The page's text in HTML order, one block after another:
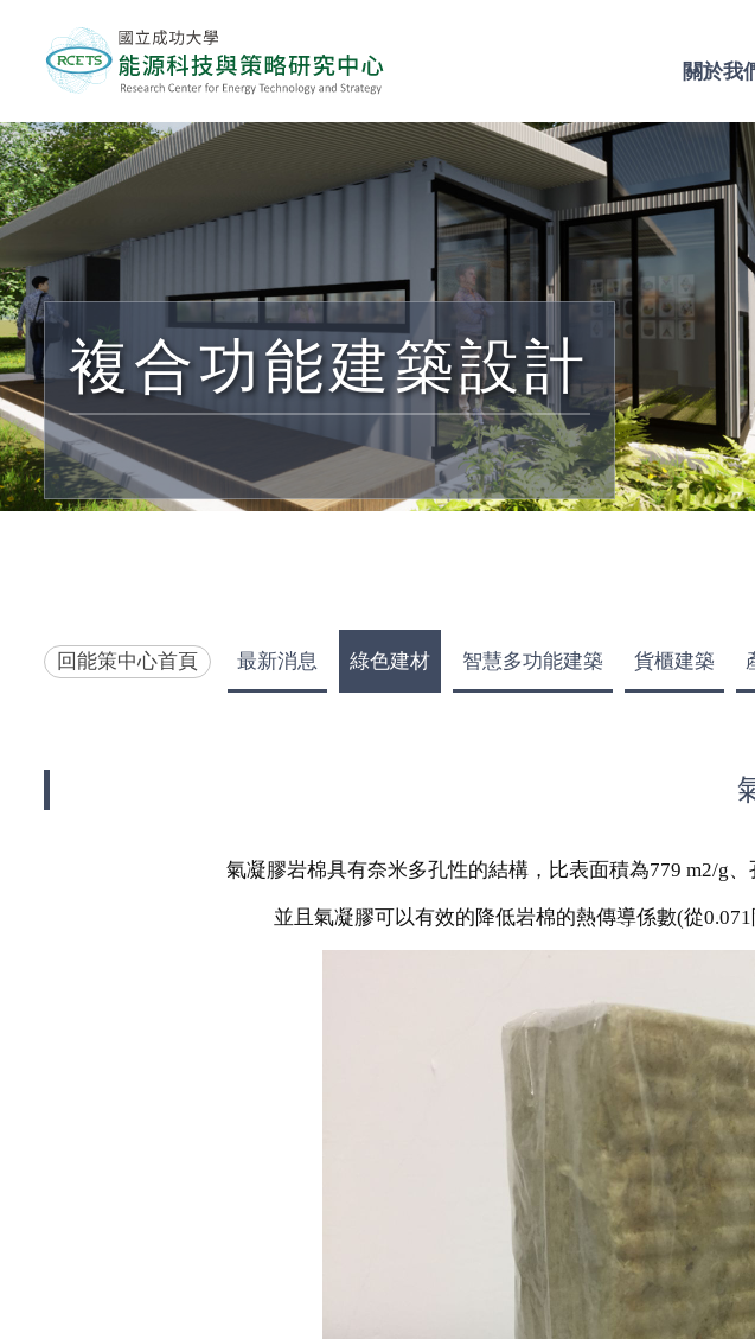
關於我
複合功能建築設計
回能策中心首頁 最新消息 綠色建材 智慧多功能建築 貨櫃建築
氣凝膠岩棉具有奈米多孔性的結構，比表面積為779 m2/g
並且氣凝膠可以有效的降低岩棉的熱傳導係數(從